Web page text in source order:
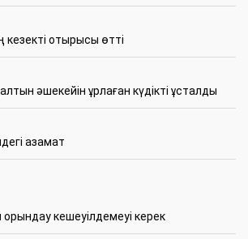
кезекті отырысы өтті
әшекейін ұрлаған күдікті ұсталды
азамат
кешеуілдемеуі керек